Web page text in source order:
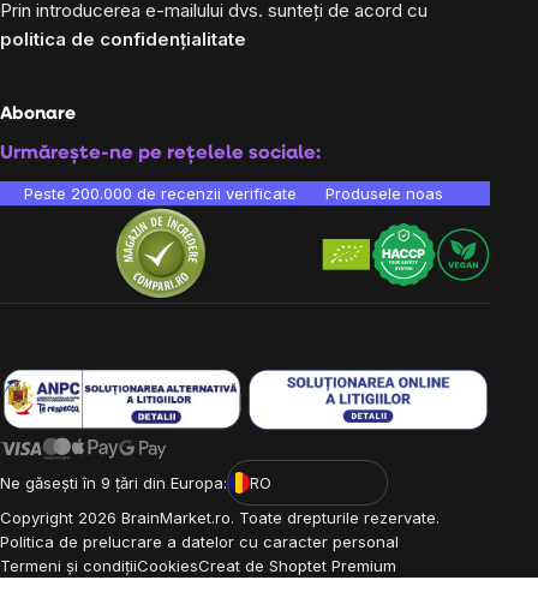
Prin introducerea e-mailului dvs. sunteți de acord cu
politica de confidențialitate
Abonare
Urmărește-ne pe rețelele sociale:
Peste 200.000 de recenzii verificate Produsele noastre sunt
Ne găsești în 9 țări din Europa:
RO
Copyright 2026 BrainMarket.ro. Toate drepturile rezervate.
Politica de prelucrare a datelor cu caracter personal
Termeni și condițiiCookiesCreat de Shoptet Premium